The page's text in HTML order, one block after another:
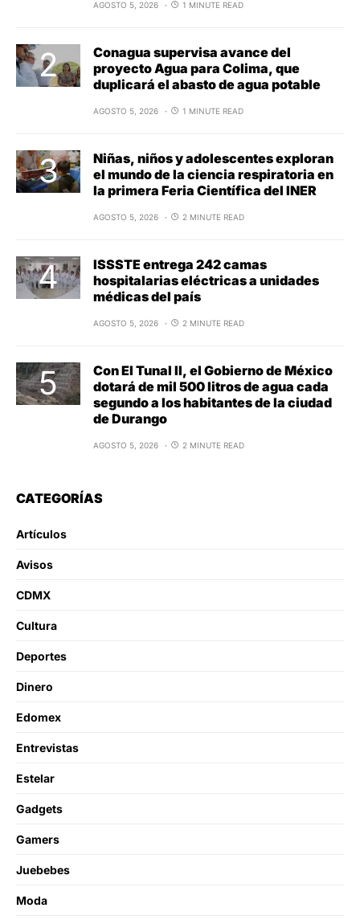
AGOSTO 5, 2026 1 MINUTE READ
Conagua supervisa avance del
proyecto Agua para Colima, que
duplicará el abasto de agua potable
AGOSTO 5, 2026 1 MINUTE READ
Niñas, niños y adolescentes exploran
el mundo de la ciencia respiratoria en
la primera Feria Científica del INER
AGOSTO 5, 2026 2 MINUTE READ
ISSSTE entrega 242 camas
hospitalarias eléctricas a unidades
médicas del país
AGOSTO 5, 2026 2 MINUTE READ
Con El Tunal II, el Gobierno de México
dotará de mil 500 litros de agua cada
segundo a los habitantes de la ciudad
de Durango
AGOSTO 5, 2026 2 MINUTE READ
CATEGORÍAS
Artículos
Avisos
CDMX
Cultura
Deportes
Dinero
Edomex
Entrevistas
Estelar
Gadgets
Gamers
Juebebes
Moda